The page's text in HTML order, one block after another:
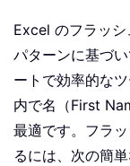
Excel のフラッ
パターンに基づ
ートで効率的な
内で名（First
最適です。フラ
るには、次の簡